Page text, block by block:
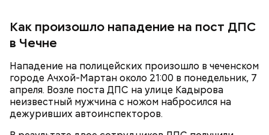
Как произошло нападение на пост ДПС
в Чечне
Нападение на полицейских произошло в чеченском
городе Ачхой-Мартан около 21:00 в понедельник, 7
апреля. Возле поста ДПС на улице Кадырова
неизвестный мужчина с ножом набросился на
дежуривших автоинспекторов.
— Он также приносил в дом воду из святого
источника, у нее был специфический запах. Воду
вылили, на раковине остались пятна, похожие на
следы от кислотного ожога, — вспоминалдядя
Миссюрыв беседе со следователями.
Долгое время Мутаев занимался вольной борьбой и
даже стал чемпионом России в категории до 97
килограммов. Несмотря на успехи, спортсмен
решил перейти в ММА. Он смог попасть в Школу